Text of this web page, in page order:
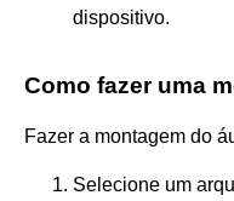
dispositivo.
Como fazer uma
Fazer a montagem do
Selecione um